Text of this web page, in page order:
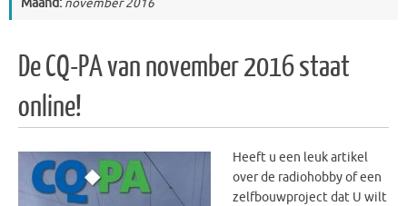
Maand: november 2016
De CQ-PA van november 2016 staat
online!
Heeft u een leuk artikel
over de radiohobby of een
zelfbouwproject dat U wilt